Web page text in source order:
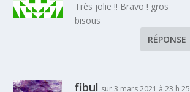
Très jolie !! Bravo ! gros
bisous
RÉPONSE
fibul sur 3 mars 2021 à 23 h 25